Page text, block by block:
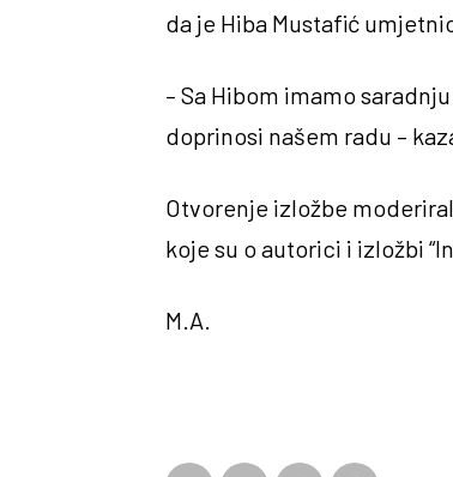
da je Hiba Mustafić
– Sa Hibom imamo
doprinosi našem radu –
Otvorenje izložbe
koje su o autorici i izložbi
M.A.